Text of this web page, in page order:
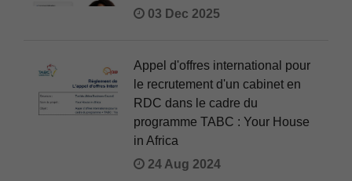
03 Dec 2025
Appel d'offres international pour
le recrutement d'un cabinet en
RDC dans le cadre du
programme TABC : Your House
in Africa
24 Aug 2024